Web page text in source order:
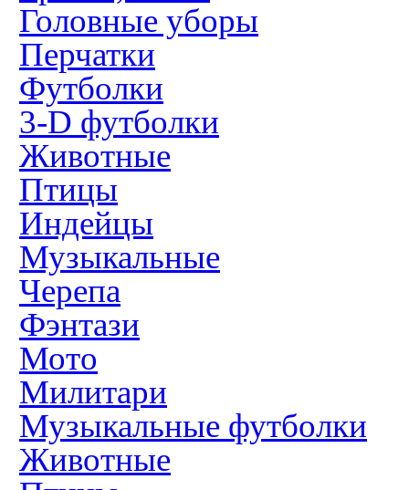
Головные уборы
Перчатки
Футболки
3-D футболки
Животные
Птицы
Индейцы
Музыкальные
Черепа
Фэнтази
Мото
Милитари
Музыкальные футболки
Животные